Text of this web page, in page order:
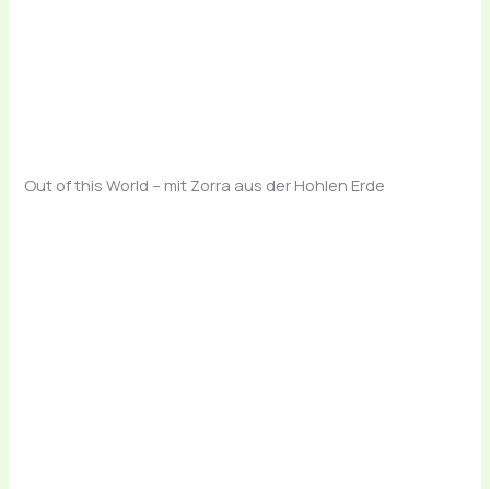
Out of this World – mit Zorra aus der Hohlen Erde